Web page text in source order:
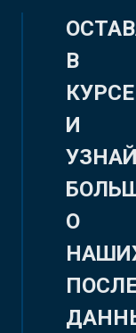
В
КУРСЕ
И
О